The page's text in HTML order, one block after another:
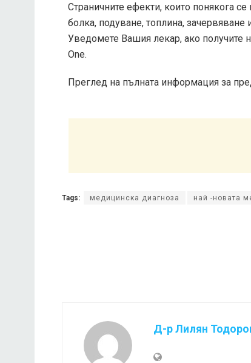
Страничните ефекти, които понякога
болка, подуване, топлина,
Уведомете Вашия лекар, ако получите
One.
Преглед на пълната информация за
Tags: медицинска диагноза най -новата
Д-р Лилян